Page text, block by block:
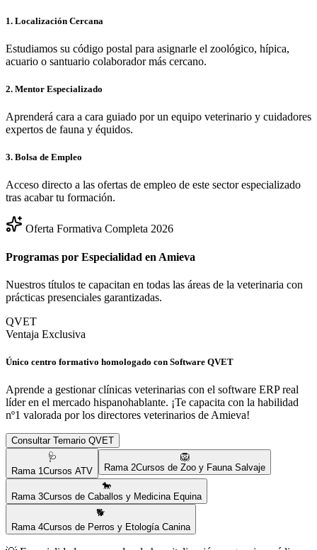
1. Localización Cercana
Estudiamos su código postal para asignarle el zoológico, hípica,
acuario o santuario colaborador más cercano.
2. Mentor Especializado
Aprenderá cara a cara guiado por un equipo veterinario y cuidadores
expertos de fauna y équidos.
3. Bolsa de Empleo
Acceso directo a las ofertas de empleo de este sector especializado
tras acabar tu formación.
Oferta Formativa Completa 2026
Programas por Especialidad en Amieva
Nuestros títulos te capacitan en todas las áreas de la veterinaria con
prácticas presenciales garantizadas.
QVET
Ventaja Exclusiva
Único centro formativo homologado con Software QVET
Aprende a gestionar clínicas veterinarias con el software ERP real
líder en el mercado hispanohablante. ¡Te capacita con la habilidad
nº1 valorada por los directores veterinarios de Amieva!
Consultar Temario QVET
🩺
Rama 1Cursos ATV
🦁
Rama 2Cursos de Zoo y Fauna Salvaje
🐎
Rama 3Cursos de Caballos y Medicina Equina
🐕
Rama 4Cursos de Perros y Etología Canina